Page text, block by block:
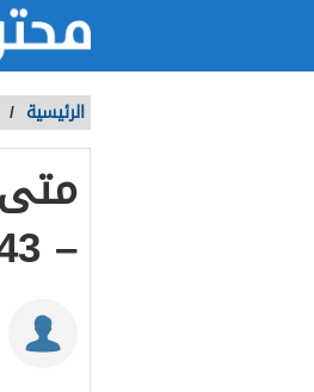
الرئيسية /
– 1443